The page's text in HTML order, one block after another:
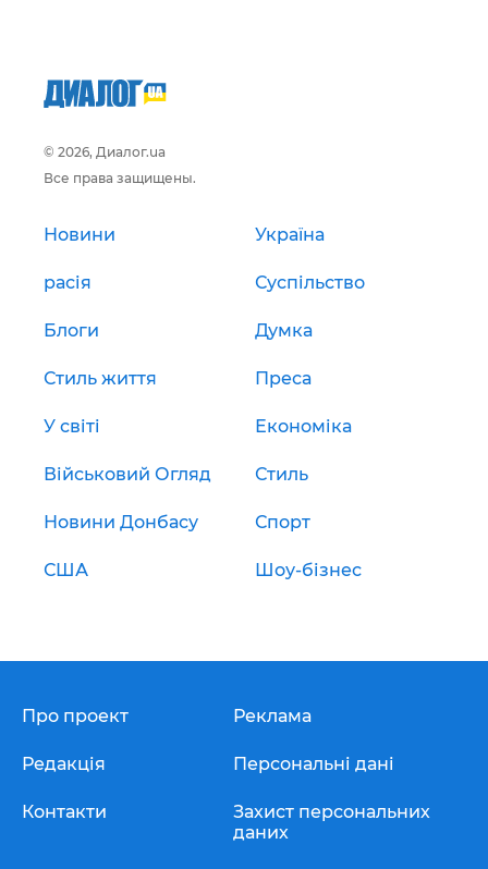
© 2026, Диалог.ua
Все права защищены.
Новини Україна
расія Суспільство
Блоги Думка
Стиль життя Преса
У світі Економіка
Військовий Огляд Стиль
Новини Донбасу Спорт
США Шоу-бізнес
Про проект
Редакція
Контакти
Реклама
Персональні дані
Захист персональних
даних